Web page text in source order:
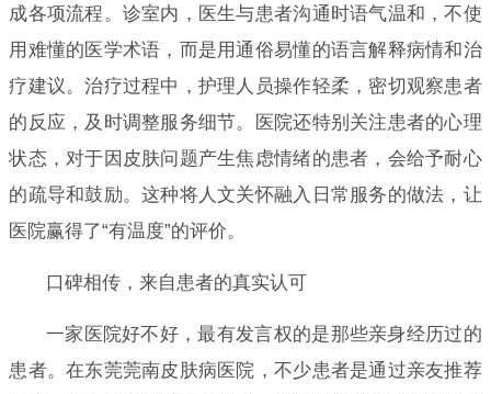
成各项流程。诊室内，医生与患者沟通时语气温和，不使
用难懂的医学术语，而是用通俗易懂的语言解释病情和治
疗建议。治疗过程中，护理人员操作轻柔，密切观察患者
的反应，及时调整服务细节。医院还特别关注患者的心理
状态，对于因皮肤问题产生焦虑情绪的患者，会给予耐心
的疏导和鼓励。这种将人文关怀融入日常服务的做法，让
医院赢得了“有温度”的评价。
口碑相传，来自患者的真实认可
一家医院好不好，最有发言权的是那些亲身经历过的
患者。在东莞莞南皮肤病医院，不少患者是通过亲友推荐